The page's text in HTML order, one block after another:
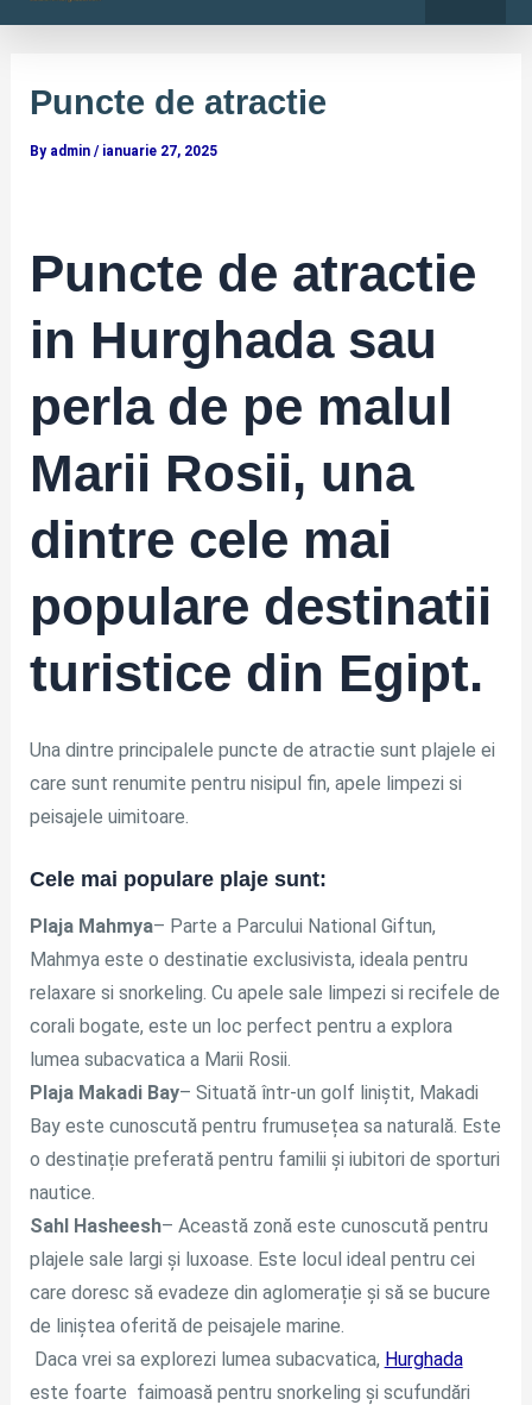
k
a
Puncte de atractie
By admin / ianuarie 27, 2025
Puncte de atractie
in Hurghada sau
perla de pe malul
Marii Rosii, una
dintre cele mai
populare destinatii
turistice din Egipt.
Una dintre principalele puncte de atractie sunt plajele ei
care sunt renumite pentru nisipul fin, apele limpezi si
peisajele uimitoare.
Cele mai populare plaje sunt:
Plaja Mahmya– Parte a Parcului National Giftun,
Mahmya este o destinatie exclusivista, ideala pentru
relaxare si snorkeling. Cu apele sale limpezi si recifele de
corali bogate, este un loc perfect pentru a explora
lumea subacvatica a Marii Rosii.
Plaja Makadi Bay– Situată într-un golf liniștit, Makadi
Bay este cunoscută pentru frumusețea sa naturală. Este
o destinație preferată pentru familii și iubitori de sporturi
nautice.
Sahl Hasheesh– Această zonă este cunoscută pentru
plajele sale largi și luxoase. Este locul ideal pentru cei
care doresc să evadeze din aglomerație și să se bucure
de liniștea oferită de peisajele marine.
Daca vrei sa explorezi lumea subacvatica, Hurghada
este foarte faimoasă pentru snorkeling și scufundări